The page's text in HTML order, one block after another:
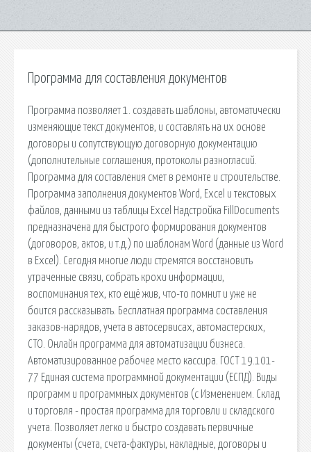
Программа для составления документов
Программа позволяет 1. создавать шаблоны, автоматически
изменяющие текст документов, и составлять на их основе
договоры и сопутствующую договорную документацию
(дополнительные соглашения, протоколы разногласий.
Программа для составления смет в ремонте и строительстве.
Программа заполнения документов Word, Excel и текстовых
файлов, данными из таблицы Excel Надстройка FillDocuments
предназначена для быстрого формирования документов
(договоров, актов, и т.д.) по шаблонам Word (данные из Word
в Excel). Сегодня многие люди стремятся восстановить
утраченные связи, собрать крохи информации,
воспоминания тех, кто ещё жив, что-то помнит и уже не
боится рассказывать. Бесплатная программа составления
заказов-нарядов, учета в автосервисах, автомастерских,
СТО. Онлайн программа для автоматизации бизнеса.
Автоматизированное рабочее место кассира. ГОСТ 19.101-
77 Единая система программной документации (ЕСПД). Виды
программ и программных документов (с Изменением. Склад
и торговля - простая программа для торговли и складского
учета. Позволяет легко и быстро создавать первичные
документы (счета, счета-фактуры, накладные, договоры и